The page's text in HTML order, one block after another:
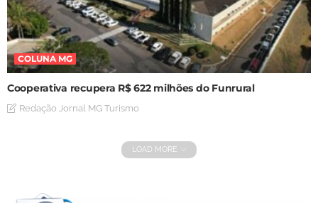
COLUNA MG
Cooperativa recupera R$ 622 milhões do Funrural
Redação Jornal MG Turismo
LOAD MORE